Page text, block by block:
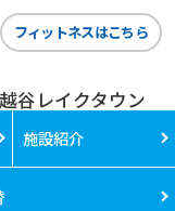
谷レイクタウン
フィットネスはこちら
施設紹介